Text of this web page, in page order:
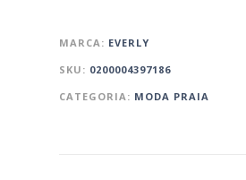
MARCA: EVERLY
SKU: 0200004397186
CATEGORIA: MODA PRAIA